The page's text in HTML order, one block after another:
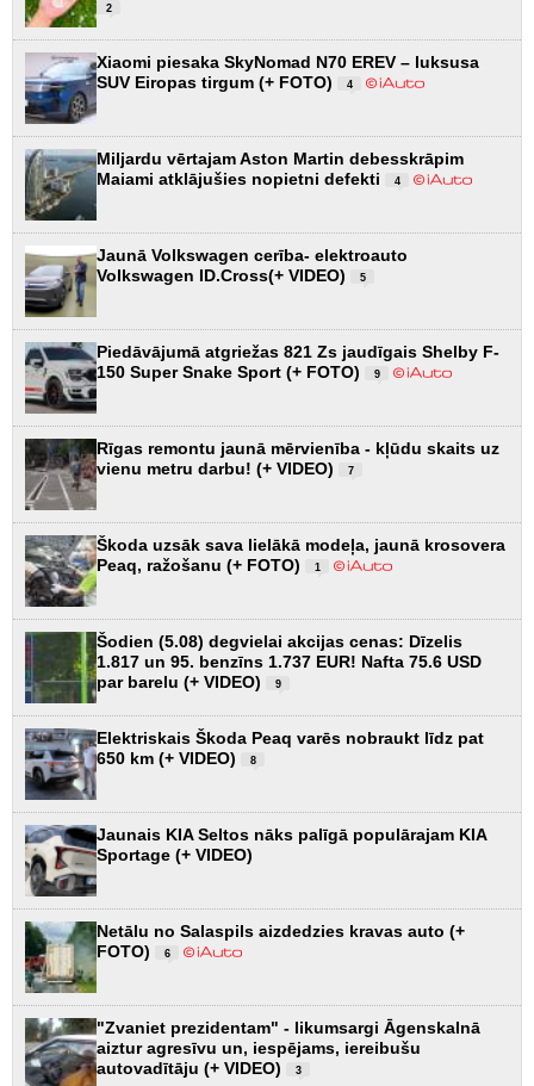
2
Xiaomi piesaka SkyNomad N70 EREV – luksusa
SUV Eiropas tirgum (+ FOTO)
4
Miljardu vērtajam Aston Martin debesskrāpim
Maiami atklājušies nopietni defekti
4
Jaunā Volkswagen cerība- elektroauto
Volkswagen ID.Cross(+ VIDEO)
5
Piedāvājumā atgriežas 821 Zs jaudīgais Shelby F-
150 Super Snake Sport (+ FOTO)
9
Rīgas remontu jaunā mērvienība - kļūdu skaits uz
vienu metru darbu! (+ VIDEO)
7
Škoda uzsāk sava lielākā modeļa, jaunā krosovera
Peaq, ražošanu (+ FOTO)
1
Šodien (5.08) degvielai akcijas cenas: Dīzelis
1.817 un 95. benzīns 1.737 EUR! Nafta 75.6 USD
par barelu (+ VIDEO)
9
Elektriskais Škoda Peaq varēs nobraukt līdz pat
650 km (+ VIDEO)
8
Jaunais KIA Seltos nāks palīgā populārajam KIA
Sportage (+ VIDEO)
Netālu no Salaspils aizdedzies kravas auto (+
FOTO)
6
"Zvaniet prezidentam" - likumsargi Āgenskalnā
aiztur agresīvu un, iespējams, iereibušu
autovadītāju (+ VIDEO)
3